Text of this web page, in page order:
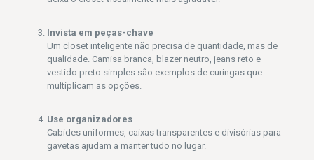
Invista em peças-chave
Um closet inteligente não precisa de quantidade, mas de
qualidade. Camisa branca, blazer neutro, jeans reto e
vestido preto simples são exemplos de curingas que
multiplicam as opções.
Use organizadores
Cabides uniformes, caixas transparentes e divisórias para
gavetas ajudam a manter tudo no lugar.